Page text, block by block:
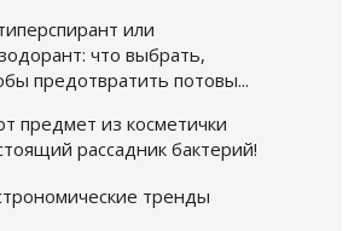
или
что выбрать,
предотвратить потовы...
предмет из косметички
рассадник бактерий!
тренды